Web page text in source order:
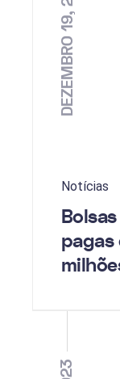
DEZEMBRO 19, 2023
Notícias
pagas